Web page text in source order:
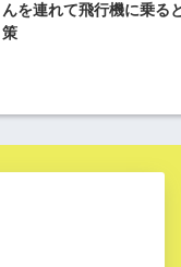
んを連れて飛行機に乗る
策